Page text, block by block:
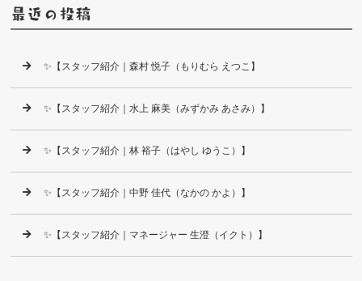
最近の投稿
✨【スタッフ紹介｜森村 悦子（もりむら えつこ】
✨【スタッフ紹介｜水上 麻美（みずかみ あさみ）】
✨【スタッフ紹介｜林 裕子（はやし ゆうこ）】
✨【スタッフ紹介｜中野 佳代（なかの かよ）】
✨【スタッフ紹介｜マネージャー 生澄（イクト）】